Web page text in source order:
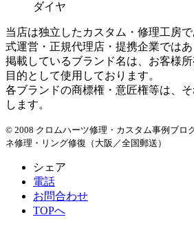
ダイヤ
当店は独立したカスタム・修理工房
式運営・正規代理店・提携企業ではあ
掲載しているブランド名は、お客様
目的として使用しております。
各ブランドの商標権・意匠権等は、
します。
© 2008 クロムハーツ修理・カスタム事例ブロ
ネ修理・リング修復（大阪／全国郵送）
シェア
電話
お問合わせ
TOPへ